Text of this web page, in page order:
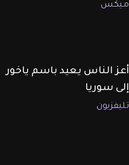
ميكس
أعز الناس يعيد باسم ياخور
إلى سوريا
تليفزيون